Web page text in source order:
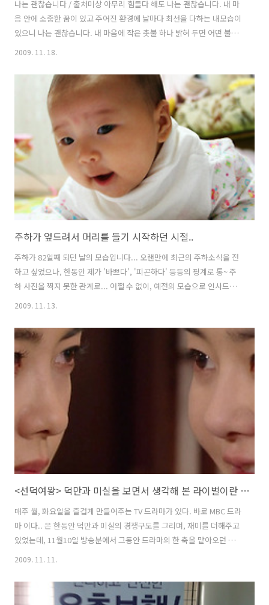
나는 괜찮습니다 / 출처미상 아무리 힘들다 해도 나는 괜찮습니다. 내 마
음 안에 소중한 꿈이 있고 주어진 환경에 날마다 최선을 다하는 내모습이
있으니 나는 괜찮습니다. 내 마음에 작은 촛불 하나 밝혀 두면 어떤 불안
도 어둠과 함께 사라지기에 나는 괜찮습니다. 아무리 큰 파도가 밀려와도
으니 나는 괜찮습니다. 아무리 갈 길이 멀고 험하다 해도 나는 괜찮습니
다. 멀고 험한 길 달려가는 동안에도 기쁨이 있고, 열심히 인내로 걸어가
면 언젠가는 밝고 좋은길 만날 것을 알기에 나는 괜찮습니다. 아무리 세
상에 후회할 일이 많다고 하여도 나는 괜찮습니다. 실패와 낙심으로 지나
간 날들이지만 언젠가는 그날들을 아름답게 생각할 때가 오리라고 믿고
있으니 ..
2009. 11. 18.
주하가 엎드려서 머리를 들기 시작하던 시절..
주하가 82일째 되던 날의 모습입니다... 오랜만에 최근의 주하소식을 전
하고 싶었으나, 한동안 제가 '바쁘다', '피곤하다' 등등의 핑계로 통~ 주
하 사진을 찍지 못한 관계로... 어쩔 수 없이, 예전의 모습으로 인사드립
니다...^^ 생후 80일쯤부터는 엎어놓으면 곧잘 머리를 들곤 했답니다...
높이들고, 한쪽팔을 살짝 들기도 하고, 신나게 웃기도 하네요... 다만,,,엎
드려 있다보니...침을 거하게 흘렸다는거...ㅋㅋ... 그래도, 이렇게 다시
돌아보니, 너무 기특하고 이쁜거 있죠~~ ^^
2009. 11. 13.
<선덕여왕> 덕만과 미실을 보면서 생각해 본 라이벌이란 존재
매주 월, 화요일을 즐겁게 만들어주는 TV 드라마가 있다. 바로 MBC 드라
마 이다.. 은 한동안 덕만과 미실의 경쟁구도를 그리며, 재미를 더해주고
있었는데, 11월10일 방송분에서 그동안 드라마의 한 축을 맡아오던 미실
이 자살로 생을 마감했다. (왠지 아쉽다...) 어쨌거나, 나는 이날 방송분
미실에게 하던 말(言), "당신이 없었더라면, 나는 아무것도 아니었을지도
모릅니다...." 그렇다....실제 역사에서는 어땠을지 모르겠으나, 최소한
2009. 11. 11.